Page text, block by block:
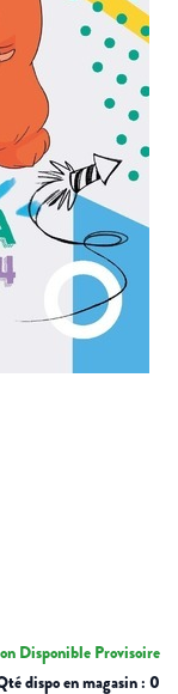
Disponible Provisoire
dispo en magasin : 0